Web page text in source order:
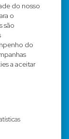
do nosso
o
são
do
a aceitar